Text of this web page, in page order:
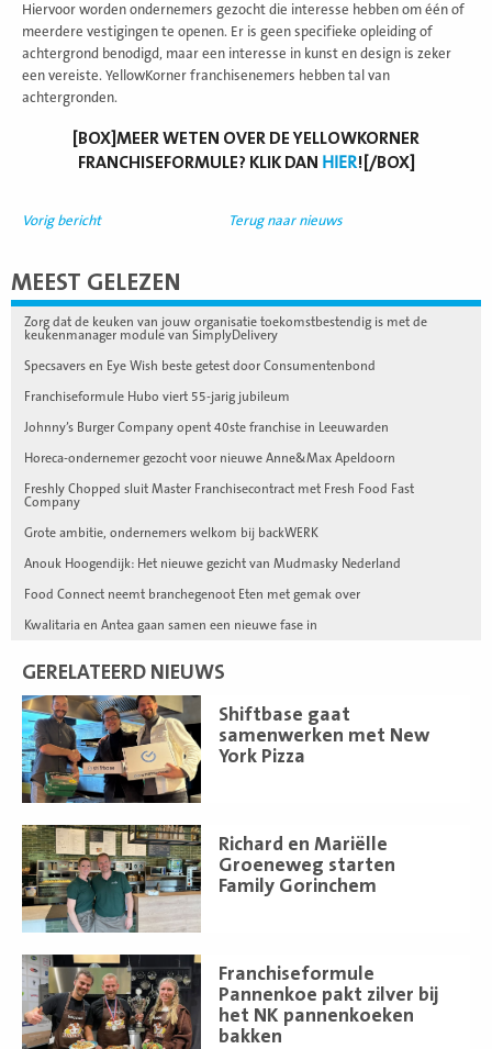
Hiervoor worden ondernemers gezocht die interesse hebben om één of
meerdere vestigingen te openen. Er is geen specifieke opleiding of
achtergrond benodigd, maar een interesse in kunst en design is zeker
een vereiste. YellowKorner franchisenemers hebben tal van
achtergronden.
[BOX]MEER WETEN OVER DE YELLOWKORNER
FRANCHISEFORMULE? KLIK DAN HIER![/BOX]
Vorig bericht Terug naar nieuws
MEEST GELEZEN
Zorg dat de keuken van jouw organisatie toekomstbestendig is met de
keukenmanager module van SimplyDelivery
Specsavers en Eye Wish beste getest door Consumentenbond
Franchiseformule Hubo viert 55-jarig jubileum
Johnny’s Burger Company opent 40ste franchise in Leeuwarden
Horeca-ondernemer gezocht voor nieuwe Anne&Max Apeldoorn
Freshly Chopped sluit Master Franchisecontract met Fresh Food Fast
Company
Grote ambitie, ondernemers welkom bij backWERK
Anouk Hoogendijk: Het nieuwe gezicht van Mudmasky Nederland
Food Connect neemt branchegenoot Eten met gemak over
Kwalitaria en Antea gaan samen een nieuwe fase in
GERELATEERD NIEUWS
Shiftbase gaat
samenwerken met New
York Pizza
Lees
meer
Richard en Mariëlle
Groeneweg starten
Family Gorinchem
Lees
meer
Franchiseformule
Pannenkoe pakt zilver bij
het NK pannenkoeken
bakken
Lees
meer